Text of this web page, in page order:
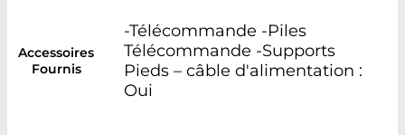
Accessoires
Fournis
-Télécommande -Piles
Télécommande -Supports
Pieds – câble d'alimentation :
Oui